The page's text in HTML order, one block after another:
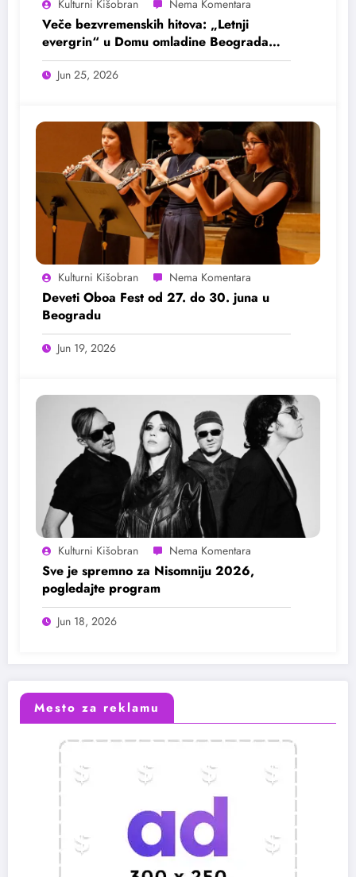
Kulturni Kišobran
Veče bezvremenskih hitova: „Letnji
evergrin“ u Domu omladine Beograda
25. juna
Jun 25, 2026
Kulturni Kišobran
Deveti Oboa Fest od 27. do 30. juna u
Beogradu
Jun 19, 2026
Kulturni Kišobran
Sve je spremno za Nisomniju 2026,
pogledajte program
Jun 18, 2026
Mesto za reklamu